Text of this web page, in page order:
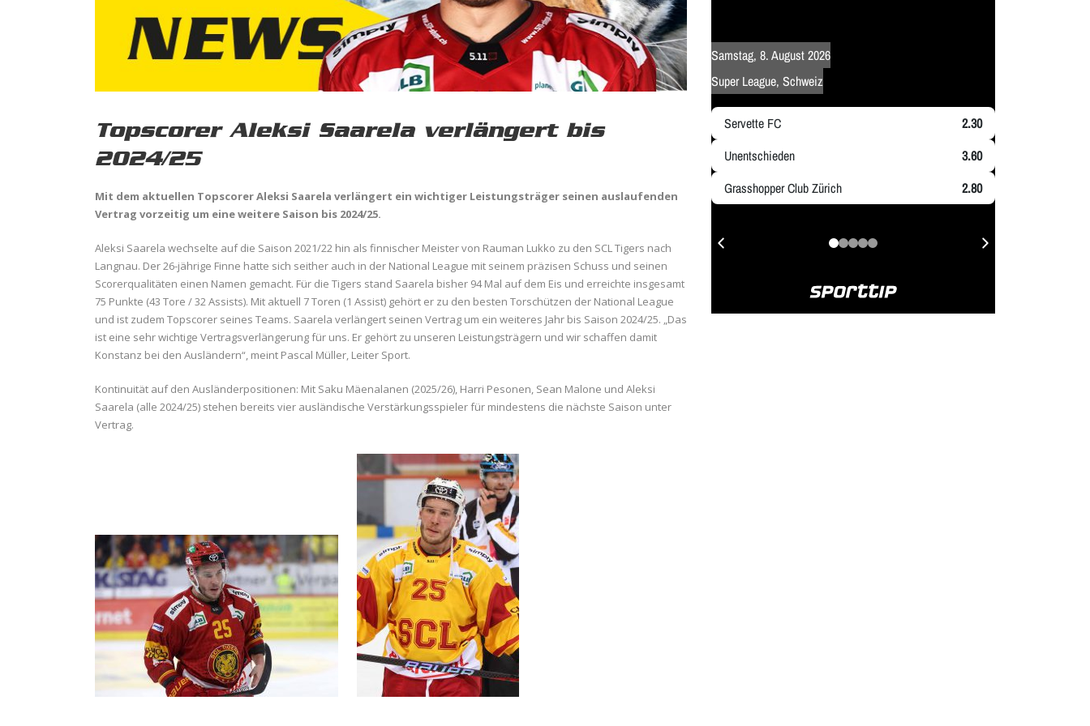
Topscorer Aleksi Saarela verlängert bis
2024/25
Mit dem aktuellen Topscorer Aleksi Saarela verlängert ein wichtiger Leistungsträger seinen auslaufenden
Vertrag vorzeitig um eine weitere Saison bis 2024/25.
Aleksi Saarela wechselte auf die Saison 2021/22 hin als finnischer Meister von Rauman Lukko zu den SCL Tigers nach
Langnau. Der 26-jährige Finne hatte sich seither auch in der National League mit seinem präzisen Schuss und seinen
Scorerqualitäten einen Namen gemacht. Für die Tigers stand Saarela bisher 94 Mal auf dem Eis und erreichte insgesamt
75 Punkte (43 Tore / 32 Assists). Mit aktuell 7 Toren (1 Assist) gehört er zu den besten Torschützen der National League
und ist zudem Topscorer seines Teams. Saarela verlängert seinen Vertrag um ein weiteres Jahr bis Saison 2024/25. „Das
ist eine sehr wichtige Vertragsverlängerung für uns. Er gehört zu unseren Leistungsträgern und wir schaffen damit
Konstanz bei den Ausländern“, meint Pascal Müller, Leiter Sport.
Kontinuität auf den Ausländerpositionen: Mit Saku Mäenalanen (2025/26), Harri Pesonen, Sean Malone und Aleksi
Saarela (alle 2024/25) stehen bereits vier ausländische Verstärkungsspieler für mindestens die nächste Saison unter
Vertrag.